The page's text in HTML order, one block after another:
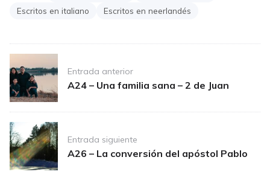
Escritos en italiano
Escritos en neerlandés
Post
navigationEntrada anterior
A24 – Una familia sana – 2 de Juan
Entrada siguiente
A26 – La conversión del apóstol Pablo